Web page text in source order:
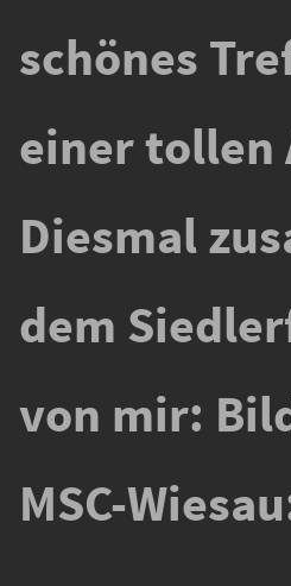
schönes
einer tollen
Diesmal
dem
von mir:
MSC-